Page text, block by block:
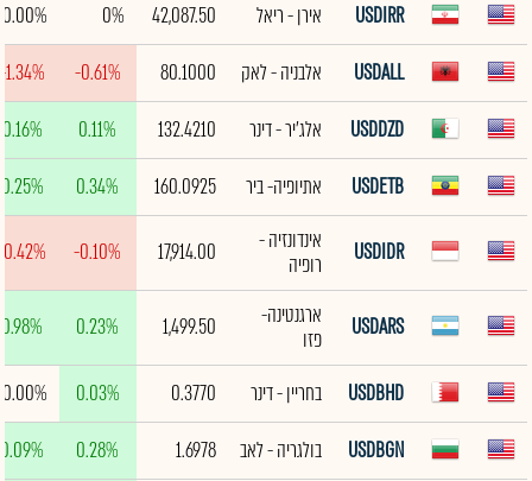
USDIRR אירן - ריאל 42,087.50
0%
0.00%
USDALL
אלבניה - לאק 80.1000
-0.61%
-1.34%
USDDZD
אלג'יר - דינר 132.4210
0.11%
0.16%
USDETB
אתיופיה- ביר 160.0925
0.34%
0.25%
USDIDR
אינדונזיה -
רופיה
17,914.00
-0.10%
USDARS
ארגנטינה-
פזו
1,499.50
0.23%
0.98%
USDBHD בחריין - דינר 0.3770
0.03%
0.00%
USDBGN
בולגריה - לאב 1.6978
0.28%
0.09%